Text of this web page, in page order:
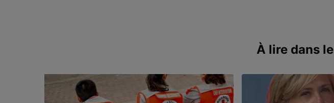
À lire dans le